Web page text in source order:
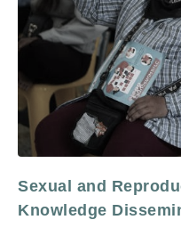
Sexual and
Knowledge